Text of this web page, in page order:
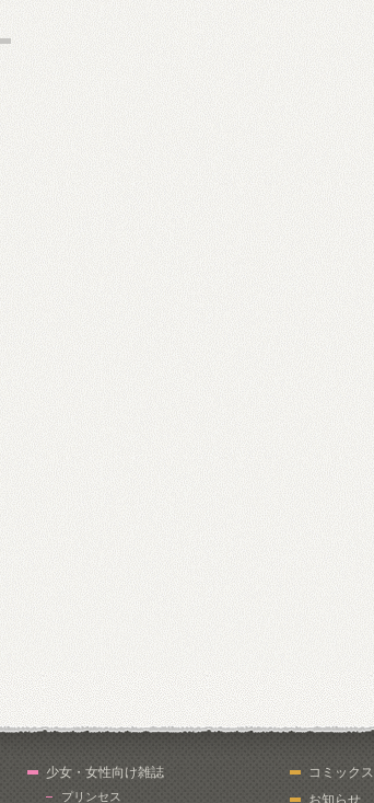
少女・女性向け雑誌
プリンセス
コミックス
お知らせ